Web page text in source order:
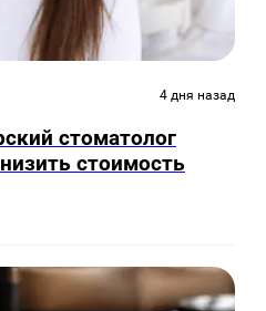
4 дня назад
стоматолог
стоимость